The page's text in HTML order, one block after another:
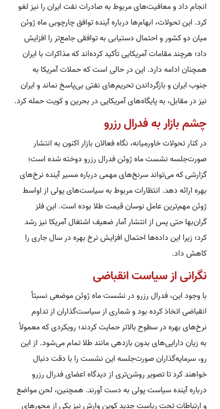
انجام داد و معافیت‌های مربوط به صادرات نفت ایران را نیز لغو
کرد. این تحولات، ابهام‌ها درباره آینده توافق چارچوبی ماه ژوئن
میان دو کشور و احتمال دستیابی به توافقی جامع‌تر را افزایش
داد؛ هرچند مقامات آمریکایی تأکید کرده‌اند که مذاکرات با ایران
همچنان ادامه دارد. این در حالی است که حملات آمریکا به
جنوب ایران و بازگرداندن تحریم‌های نفتی بی‌پاسخ نماند و ایران
نیز در مقابل، به پایگاه‌های آمریکایی در بحرین و کویت حمله کرد.
چشم بازار به فدرال رزرو
در کنار تحولات خاورمیانه، نگاه فعالان بازار اکنون به انتشار
صورت‌جلسه نشست ماه ژوئن فدرال رزرو دوخته شده است؛
گزارشی که می‌تواند سرنخ‌های مهمی درباره مسیر آینده نرخ‌های
بهره ارائه دهد. انتظارات مربوط به سیاست‌های پولی از اواسط
ژوئن مهم‌ترین عامل نوسان قیمت طلا بوده است. این فلز
گران‌بها حتی پس از انتشار آمار ضعیف اشتغال آمریکا نیز رشد
کرد؛ زیرا این داده‌ها احتمال افزایش نرخ بهره در سال جاری را
کاهش داد.
نگرانی از سیاست انقباضی
با وجود این، فدرال رزرو در نشست ماه ژوئن موضعی نسبتاً
انقباضی اتخاذ کرده بود و شماری از سیاست‌گذاران از تداوم
نرخ‌های بهره در سطوح بالاتر حمایت کردند؛ رویکردی که معمولاً
به زیان دارایی‌های بدون بازدهی مانند طلا تمام می‌شود. از این
رو، سرمایه‌گذاران صورت‌جلسه این نشست را با دقت دنبال
خواهند کرد تا تصویر روشن‌تری از دیدگاه اعضای فدرال رزرو
درباره آینده سیاست پولی به دست آورند. همچنین، لحن مواضع
و ارتباطات تحت ریاست جدید کوین وارش نیز یکی از محورهای